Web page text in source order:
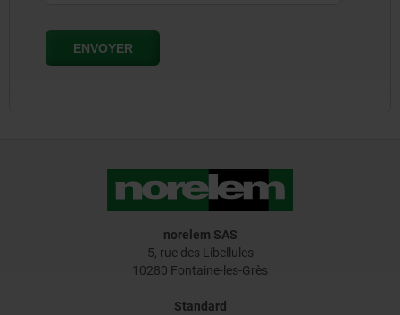
norelem SAS
5, rue des Libellules
10280 Fontaine-les-Grès
Standard